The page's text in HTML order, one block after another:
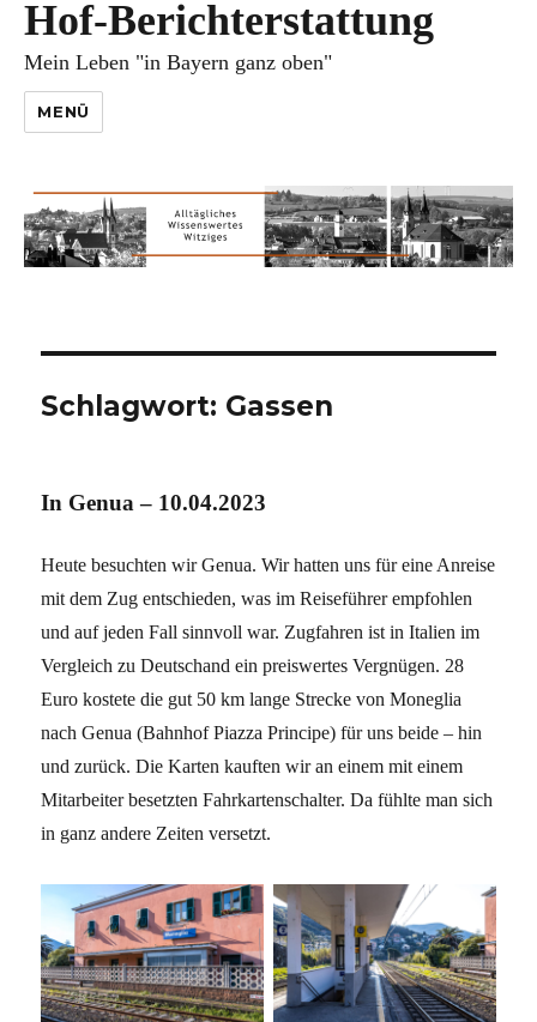
Hof-Berichterstattung
Mein Leben "in Bayern ganz oben"
MENÜ
Schlagwort: Gassen
In Genua – 10.04.2023
Heute besuchten wir Genua. Wir hatten uns für eine Anreise
mit dem Zug entschieden, was im Reiseführer empfohlen
und auf jeden Fall sinnvoll war. Zugfahren ist in Italien im
Vergleich zu Deutschand ein preiswertes Vergnügen. 28
Euro kostete die gut 50 km lange Strecke von Moneglia
nach Genua (Bahnhof Piazza Principe) für uns beide – hin
und zurück. Die Karten kauften wir an einem mit einem
Mitarbeiter besetzten Fahrkartenschalter. Da fühlte man sich
in ganz andere Zeiten versetzt.